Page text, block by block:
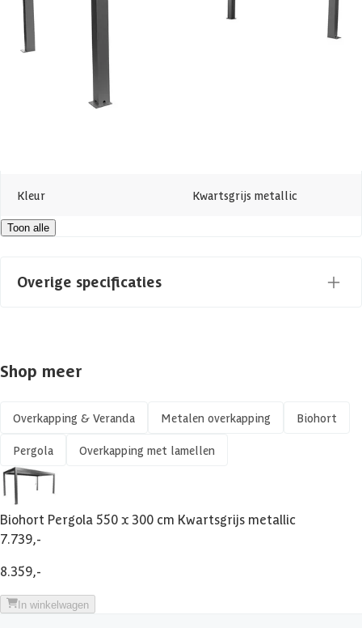
Oppervlakte
Kleur Kwartsgrijs metallic
Metaalsoort
Type
Toon alle
Overige specificaties
Gespiegeld te monteren
Framemateriaal Metaal
Soort dak Verstelbare Lamellen
Glaswand
Framekleur
Glaswand
Shop meer
Overkapping & Veranda Metalen overkapping Biohort
Pergola Overkapping met lamellen
Biohort Pergola 550 x 300 cm Kwartsgrijs metallic
7.739,-
8.359,-
In winkelwagen